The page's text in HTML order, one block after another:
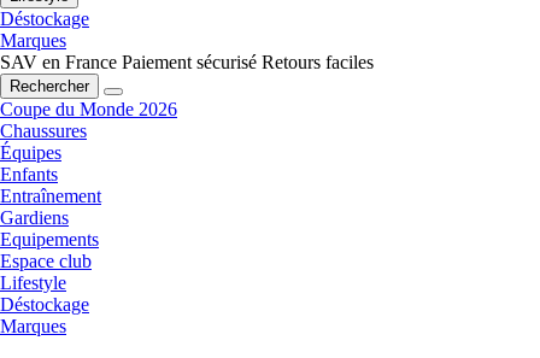
Déstockage
Marques
SAV en France Paiement sécurisé Retours faciles
Rechercher
Coupe du Monde 2026
Chaussures
Équipes
Enfants
Entraînement
Gardiens
Equipements
Espace club
Lifestyle
Déstockage
Marques